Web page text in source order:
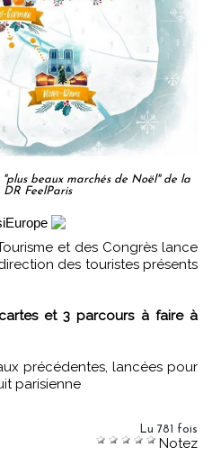
beaux marchés de Noël" de la
FeelParis
des touristes présents
et 3 parcours à faire à
précédentes, lancées pour
parisienne
Lu 781 fois
Notez